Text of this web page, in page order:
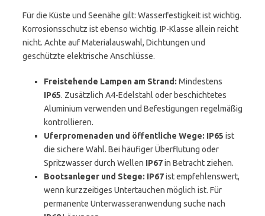
Für die Küste und Seenähe gilt: Wasserfestigkeit ist wichtig.
Korrosionsschutz ist ebenso wichtig. IP-Klasse allein reicht
nicht. Achte auf Materialauswahl, Dichtungen und
geschützte elektrische Anschlüsse.
Freistehende Lampen am Strand: Mindestens
IP65. Zusätzlich A4-Edelstahl oder beschichtetes
Aluminium verwenden und Befestigungen regelmäßig
kontrollieren.
Uferpromenaden und öffentliche Wege: IP65 ist
die sichere Wahl. Bei häufiger Überflutung oder
Spritzwasser durch Wellen IP67in Betracht ziehen.
Bootsanleger und Stege: IP67ist empfehlenswert,
wenn kurzzeitiges Untertauchen möglich ist. Für
permanente Unterwasseranwendung suche nach